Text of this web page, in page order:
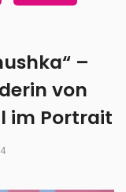
–
von
im Portrait
4